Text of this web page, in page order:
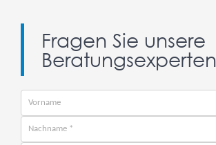
Fragen Sie unsere
Beratungsexperten